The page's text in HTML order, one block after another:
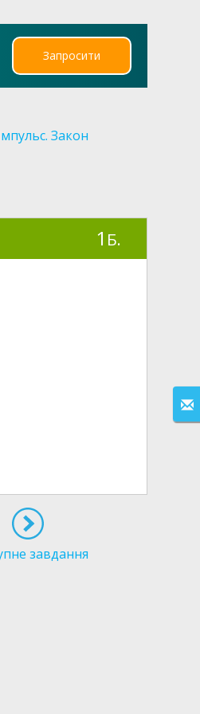
Запросити
Закон
1 Б.
завдання